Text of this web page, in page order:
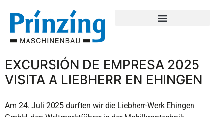
EXCURSIÓN DE EMPRESA 2025
VISITA A LIEBHERR EN EHINGEN
Am 24. Juli 2025 durften wir die Liebherr-Werk Ehingen